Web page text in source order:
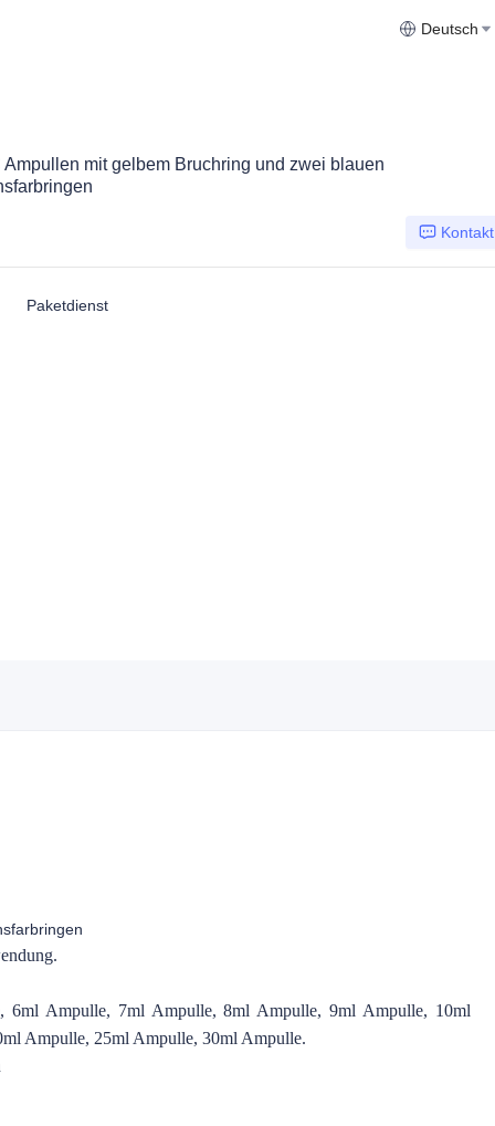
Deutsch
Ampullen mit gelbem Bruchring und zwei blauen
Kontakt
Paketdienst
Ampulle, 7ml Ampulle, 8ml Ampulle, 9ml Ampulle, 10ml
Ampulle, 25ml Ampulle, 30ml Ampulle.